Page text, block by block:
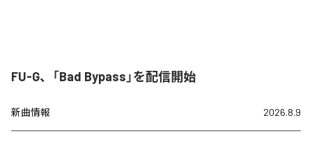
FU-G、「Bad Bypass」を配信開始
新曲情報 2026.8.9